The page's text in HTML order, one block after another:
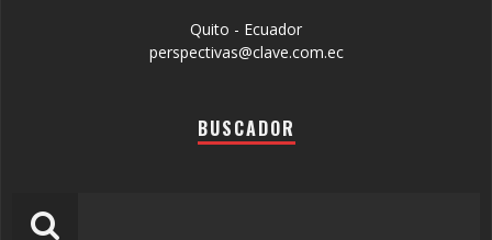
Quito - Ecuador
perspectivas@clave.com.ec
BUSCADOR